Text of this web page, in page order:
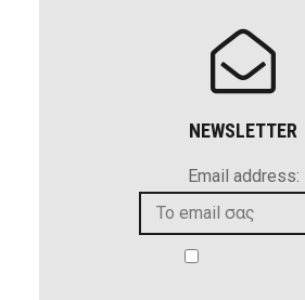
NEWSLETTER
Email address: